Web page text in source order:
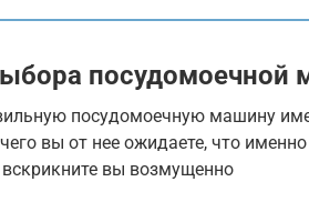
посудомоечной
посудомоечную машину
вы от нее ожидаете, что
вы возмущенно